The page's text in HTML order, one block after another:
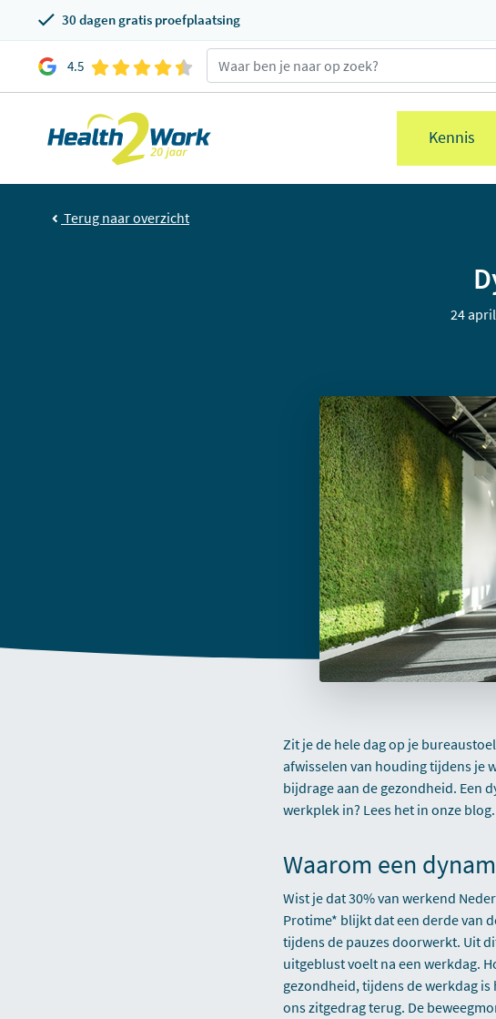
30 dagen gratis proefplaatsing
4.5
Kennis
Terug naar overzicht
24
Zit je de hele dag op je
afwisselen van houding tijdens je
bijdrage aan de gezondheid. Een
werkplek in? Lees het in onze blog.
Waarom een
Wist je dat 30% van werkend
Protime* blijkt dat een derde van
tijdens de pauzes doorwerkt. Uit
uitgeblust voelt na een werkdag.
gezondheid, tijdens de werkdag
ons zitgedrag terug. De